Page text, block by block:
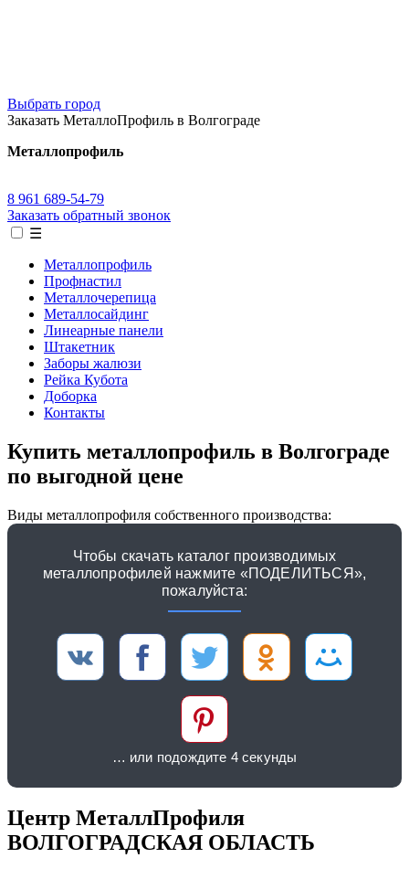
Выбрать город
Заказать МеталлоПрофиль в Волгограде
Металлопрофиль
8 961 689-54-79
Заказать обратный звонок
☰
Металлопрофиль
Профнастил
Металлочерепица
Металлосайдинг
Линеарные панели
Штакетник
Заборы жалюзи
Рейка Кубота
Доборка
Контакты
Купить металлопрофиль в Волгограде
по выгодной цене
Виды металлопрофиля собственного производства:
Чтобы скачать каталог производимых
металлопрофилей нажмите «ПОДЕЛИТЬСЯ»,
пожалуйста:
… или подождите 4 секунды
Центр МеталлПрофиля
ВОЛГОГРАДСКАЯ ОБЛАСТЬ